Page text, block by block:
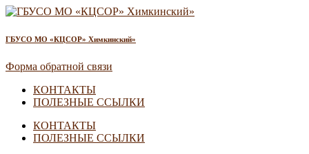
ГБУСО МО «КЦСОР» Химкинский»
Форма обратной связи
КОНТАКТЫ
ПОЛЕЗНЫЕ ССЫЛКИ
КОНТАКТЫ
ПОЛЕЗНЫЕ ССЫЛКИ